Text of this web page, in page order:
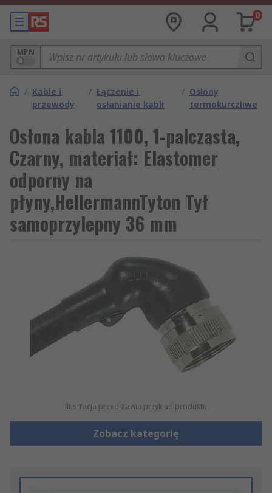
0
MPN
/ Kable i
przewody
/ Łączenie i
osłanianie kabli
/ Osłony
termokurczliwe
Osłona kabla 1100, 1-palczasta,
Czarny, materiał: Elastomer
odporny na
płyny,HellermannTyton Tył
samoprzylepny 36 mm
Ilustracja przedstawia przykład produktu
Zobacz kategorię